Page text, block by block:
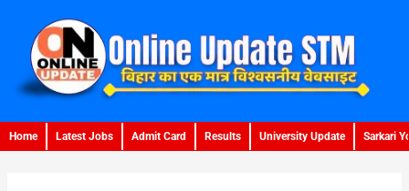
content
Home Latest Jobs Admit Card Results University Update Sarkari